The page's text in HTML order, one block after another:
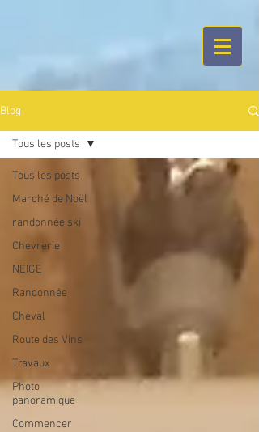
Blog
Tous les posts
Marché de Noël
randonnée ski
Chevrerie
NEIGE
Randonnée
Cheval
Route des Vins
Travaux
Photo
panoramique
Commencer
Tous les posts